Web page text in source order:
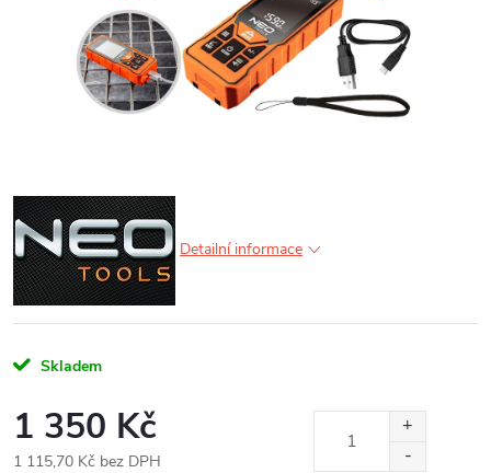
Detailní informace
Skladem
1 350 Kč
1 115,70 Kč bez DPH